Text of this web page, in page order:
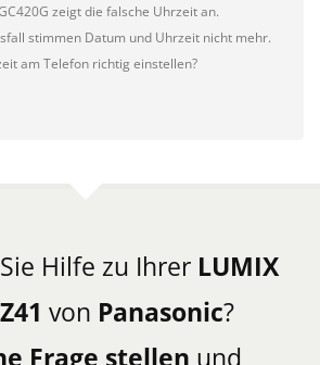
zeigt die falsche Uhrzeit an.
stimmen Datum und Uhrzeit nicht mehr.
am Telefon richtig einstellen?
Hilfe zu Ihrer LUMIX
von Panasonic?
Frage stellen und